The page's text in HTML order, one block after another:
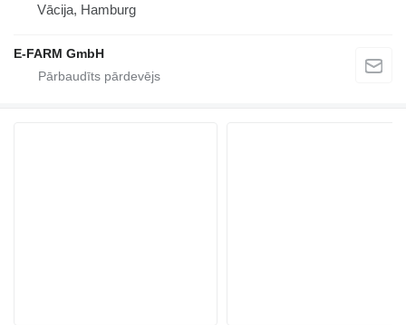
Vācija, Hamburg
E-FARM GmbH